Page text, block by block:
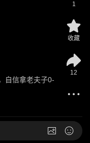
自信拿老夫子0-
1
收藏
12